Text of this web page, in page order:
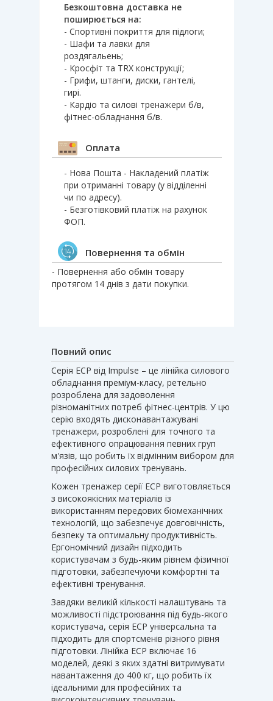
Безкоштовна доставка не
поширюється на:
- Спортивні покриття для підлоги;
- Шафи та лавки для
роздягальень;
- Кросфіт та TRX конструкції;
- Грифи, штанги, диски, гантелі,
гирі.
- Кардіо та силові тренажери б/в,
фітнес-обладнання б/в.
Оплата
- Нова Пошта - Накладений платіж
при отриманні товару (у відділенні
чи по адресу).
- Безготівковий платіж на рахунок
ФОП.
Повернення та обмін
- Повернення або обмін товару
протягом 14 днів з дати покупки.
Повний опис
Серія ECP від ​​Impulse – це лінійка силового
обладнання преміум-класу, ретельно
розроблена для задоволення
різноманітних потреб фітнес-центрів. У цю
серію входять дисконавантажувані
тренажери, розроблені для точного та
ефективного опрацювання певних груп
м'язів, що робить їх відмінним вибором для
професійних силових тренувань.
Кожен тренажер серії ECP виготовляється
з високоякісних матеріалів із
використанням передових біомеханічних
технологій, що забезпечує довговічність,
безпеку та оптимальну продуктивність.
Ергономічний дизайн підходить
користувачам з будь-яким рівнем фізичної
підготовки, забезпечуючи комфортні та
ефективні тренування.
Завдяки великій кількості налаштувань та
можливості підстроювання під будь-якого
користувача, серія ECP універсальна та
підходить для спортсменів різного рівня
підготовки. Лінійка ECP включає 16
моделей, деякі з яких здатні витримувати
навантаження до 400 кг, що робить їх
ідеальними для професійних та